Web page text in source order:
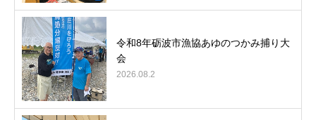
令和8年砺波市漁協あゆのつかみ捕り大
会
2026.08.2